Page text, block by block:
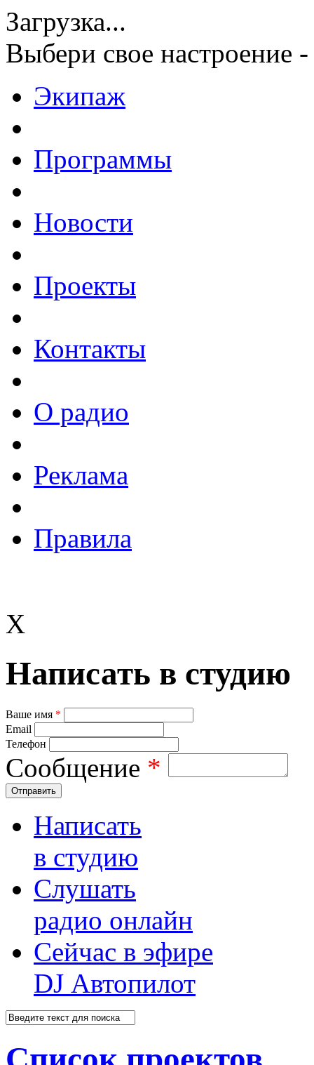
Загрузка...
Выбери свое настроение -
Экипаж
Программы
Новости
Проекты
Контакты
О радио
Реклама
Правила
X
Написать в студию
Ваше имя *
Email
Телефон
Сообщение *
Отправить
Написать
в студию
Слушать
радио онлайн
Сейчас в эфире
DJ Автопилот